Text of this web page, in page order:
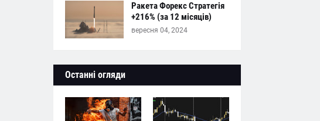
Ракета Форекс Стратегія
+216% (за 12 місяців)
вересня 04, 2024
Останні огляди